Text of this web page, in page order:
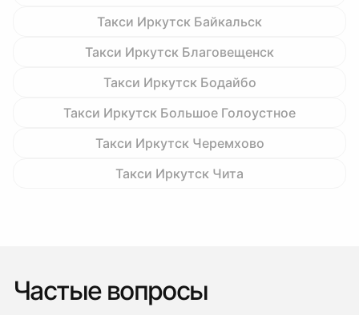
Такси Иркутск Байкальск
Такси Иркутск Благовещенск
Такси Иркутск Бодайбо
Такси Иркутск Большое Голоустное
Такси Иркутск Черемхово
Такси Иркутск Чита
Частые вопросы